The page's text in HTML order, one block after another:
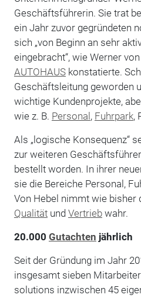
Geschäftsführerin. Sie trat
ein Jahr zuvor gegründeten
sich „von Beginn an sehr
eingebracht“, wie Werner
AUTOHAUSkonstatierte.
Geschäftsleitung geworden
wichtige Kundenprojekte,
wie z. B. Personal, Fuhrpark,
Als „logische Konsequenz“
zur weiteren
bestellt worden. In ihrer
sie die Bereiche Personal,
Von Hebel nimmt wie bisher
Qualitätund Vertriebwahr.
20.000 Gutachten jährlich
Seit der Gründung im Jahr
insgesamt sieben
solutions inzwischen 45